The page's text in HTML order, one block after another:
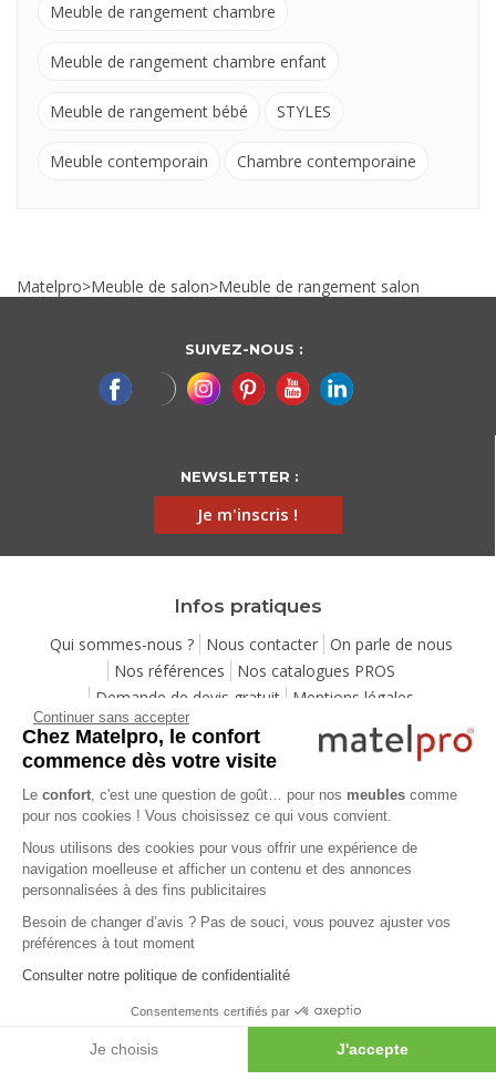
Meuble de rangement chambre
Meuble de rangement chambre enfant
Meuble de rangement bébé STYLES
Meuble contemporain Chambre contemporaine
Matelpro>Meuble de salon>Meuble de rangement salon
SUIVEZ-NOUS :
NEWSLETTER :
Je m'inscris !
Infos pratiques
Qui sommes-nous ? Nous contacter
On parle de nous
Nos références
Nos catalogues PROS
Demande de devis gratuit
Mentions légales
Conditions générales de vente
Protection de la vie privée
Gestion des cookies
Eco-participation
Pack Sérénité Cartes cadeaux
Codes promos
Location de mobilier professionnel
Aide
Foire Aux Questions
Méthodes de livraison
Service après-vente
Vos avantages Guides d'achat Lexique
Avis des consommateurs
Votre projet mobilier
Continuer sans accepter
Chez Matelpro, le confort
commence dès votre visite
Le confort, c'est une question de goût… pour nos meubles comme
pour nos cookies ! Vous choisissez ce qui vous convient.
Nous utilisons des cookies pour vous offrir une expérience de
navigation moelleuse et afficher un contenu et des annonces
personnalisées à des fins publicitaires
Besoin de changer d’avis ? Pas de souci, vous pouvez ajuster vos
préférences à tout moment
Consulter notre politique de confidentialité
Consentements certifiés par
Je choisis J'accepte